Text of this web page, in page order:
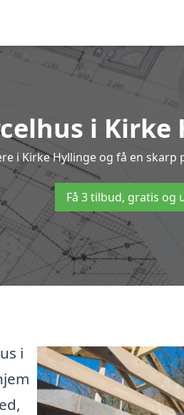
i Kirke
i Kirke Hyllinge og få en
Få 3 tilbud, gratis og
i